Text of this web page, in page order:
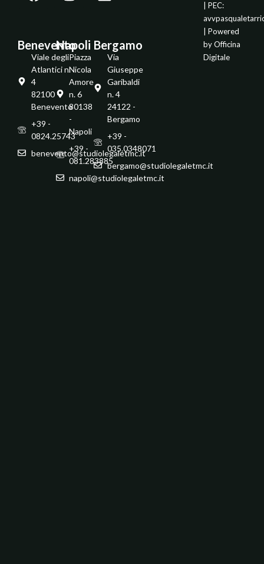
Benevento
Viale degli
Atlantici n.
4
82100 -
Benevento
+39 -
0824.25743
benevento@studiolegaletmc.it
Napoli
Piazza
Nicola
Amore
n. 6
80138
-
Napoli
+39 -
081.283885
napoli@studiolegaletmc.it
Bergamo
Via
Giuseppe
Garibaldi
n. 4
24122 -
Bergamo
+39 -
035.0348071
bergamo@studiolegaletmc.it
| PEC:
| Powered
byOfficina
Digitale